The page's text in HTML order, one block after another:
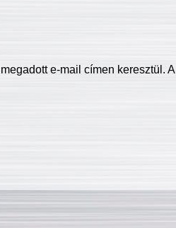
e-mail címen keresztül. A